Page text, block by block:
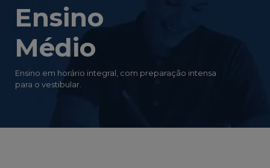
Ensino
Médio
Ensino em horário integral, com preparação intensa
para o vestibular.